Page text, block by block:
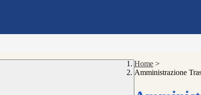
Home >
Amministrazione